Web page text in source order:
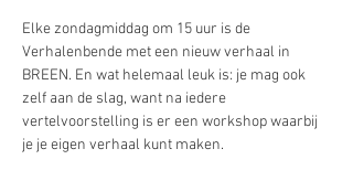
Elke zondagmiddag om 15 uur is de
Verhalenbende met een nieuw verhaal in
BREEN. En wat helemaal leuk is: je mag ook
zelf aan de slag, want na iedere
vertelvoorstelling is er een workshop waarbij
je je eigen verhaal kunt maken.